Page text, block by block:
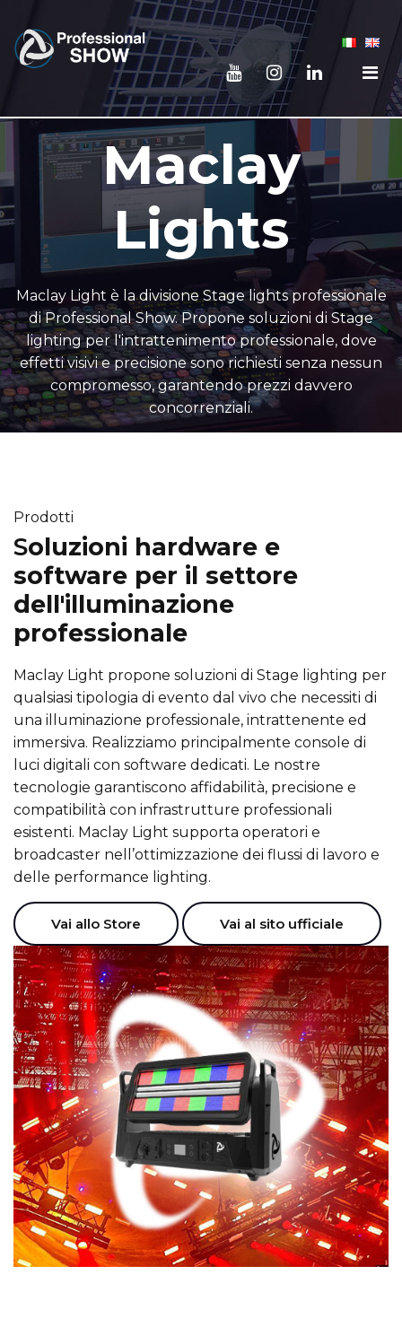
Maclay
Lights
Maclay Light è la divisione Stage lights professionale
di Professional Show. Propone soluzioni di Stage
lighting per l'intrattenimento professionale, dove
effetti visivi e precisione sono richiesti senza nessun
compromesso, garantendo prezzi davvero
concorrenziali.
Prodotti
Soluzioni hardware e
software per il settore
dell'illuminazione
professionale
Maclay Light propone soluzioni di Stage lighting per
qualsiasi tipologia di evento dal vivo che necessiti di
una illuminazione professionale, intrattenente ed
immersiva. Realizziamo principalmente console di
luci digitali con software dedicati. Le nostre
tecnologie garantiscono affidabilità, precisione e
compatibilità con infrastrutture professionali
esistenti. Maclay Light supporta operatori e
broadcaster nell’ottimizzazione dei flussi di lavoro e
delle performance lighting.
Vai allo Store Vai al sito ufficiale